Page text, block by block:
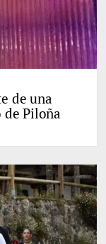
de una
Piloña